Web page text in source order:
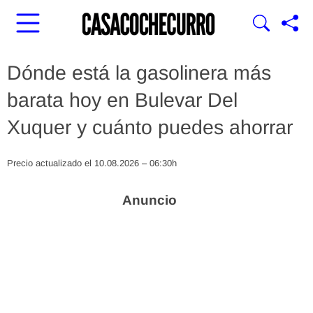
Dónde está la gasolinera más
barata hoy en Bulevar Del
Xuquer y cuánto puedes ahorrar
Precio actualizado el 10.08.2026 – 06:30h